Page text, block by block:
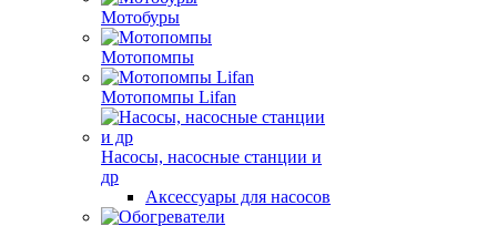
Мотобуры
Мотопомпы
Мотопомпы Lifan
Насосы, насосные станции и
др
Аксессуары для насосов